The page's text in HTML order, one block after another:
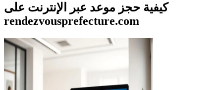
كيفية حجز موعد عبر الإنترنت على
rendezvousprefecture.com